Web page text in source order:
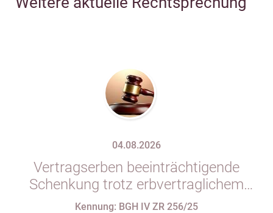
04.08.2026
Vertragserben beeinträchtigende
Schenkung trotz erbvertraglichem
Rücktrittsvorbehalt
Kennung: BGH IV ZR 256/25